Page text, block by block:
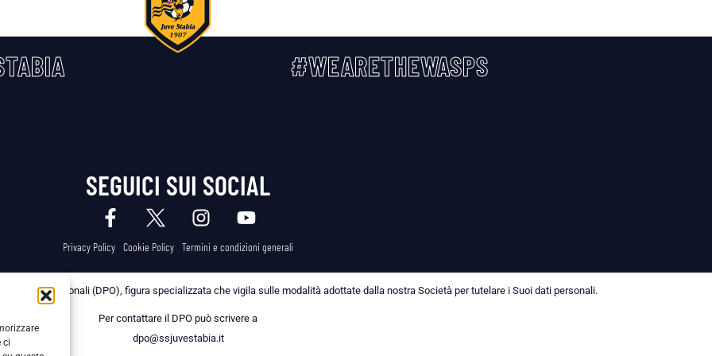
ci
#WEARETHEWASPS
SEGUICI SUI SOCIAL
Privacy Policy Cookie Policy Termini e condizioni generali
dei Dati Personali (DPO), figura specializzata che vigila sulle modalità adottate dalla nostra Società per tutelare i Suoi dati personali.
Per contattare il DPO può scrivere a
dpo@ssjuvestabia.it